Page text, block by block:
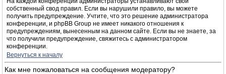
собственный свод правил. Если вы нарушили правило, вы можете
получить предупреждение. Учтите, что это решение администратора
конференции, и phpBB Group не имеет никакого отношения к
предупреждениям, вынесенным на данном сайте. Если вы не знаете, за
что получили предупреждение, свяжитесь с администратором
конференции.
Вернуться к началу
Как мне пожаловаться на сообщения модератору?